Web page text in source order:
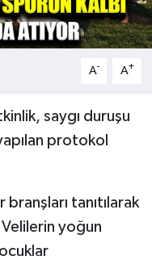
A- A+
saygı duruşu
protokol
branşları tanıtılarak
Velilerin yoğun